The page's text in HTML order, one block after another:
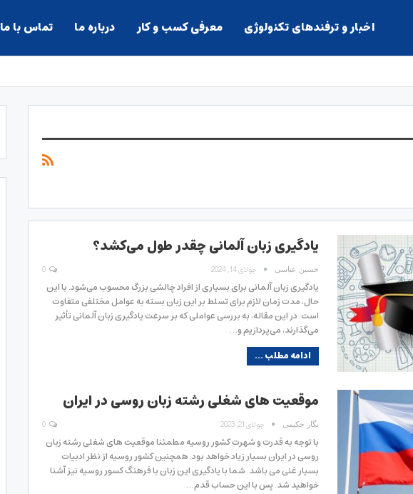
اخبار و ترفندهای تکنولوژی معرفی کسب و کار درباره ما تماس با ما
یادگیری زبان آلمانی چقدر طول می‌کشد؟
حسین عباسی جولای 14, 2024
یادگیری زبان آلمانی برای بسیاری از افراد چالشی بزرگ محسوب می‌شود. با این
حال، مدت زمان لازم برای تسلط بر این زبان بسته به عوامل مختلفی متفاوت
است. در این مقاله، به بررسی عواملی که بر سرعت یادگیری زبان آلمانی تأثیر
می‌گذارند، می‌پردازیم و…
ادامه مطلب ...
موقعیت های شغلی رشته زبان روسی در ایران
نگار حکیمی جولای 21, 2023
با توجه به قدرت و شهرت کشور روسیه مطمئنا موقعیت های شغلی رشته زبان
روسی در ایران بسیار زیاد خواهد بود. همچنین کشور روسیه از نظر ادبیات
بسیار غنی می باشد‌. شما با یادگیری این زبان با فرهنگ کسور روسیه نیز آشنا
خواهید شد. پس با این حساب قدم…